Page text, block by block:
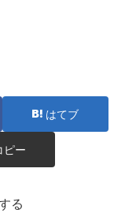
はてブ
ピー
る